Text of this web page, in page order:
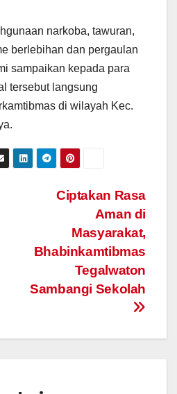
narkoba, tawuran,
berlebihan dan pergaulan
sampaikan kepada para
tersebut langsung
di wilayah Kec.
Ciptakan Rasa
Aman di
Masyarakat,
Bhabinkamtibmas
Tegalwaton
Sambangi Sekolah